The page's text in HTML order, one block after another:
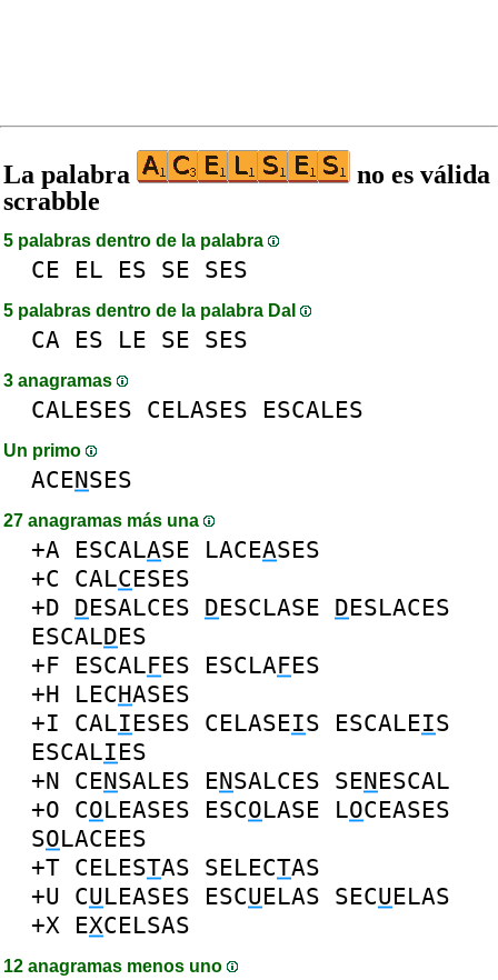
La palabra
no es válida
scrabble
5 palabras dentro de la palabra
CE EL ES SE SES
5 palabras dentro de la palabra DaI
CA ES LE SE SES
3 anagramas
CALESES CELASES ESCALES
Un primo
ACENSES
27 anagramas más una
+A ESCALASE LACEASES
+C CALCESES
+D DESALCES DESCLASE DESLACES
ESCALDES
+F ESCALFES ESCLAFES
+H LECHASES
+I CALIESES CELASEIS ESCALEIS
ESCALIES
+N CENSALES ENSALCES SENESCAL
+O COLEASES ESCOLASE LOCEASES
SOLACEES
+T CELESTAS SELECTAS
+U CULEASES ESCUELAS SECUELAS
+X EXCELSAS
12 anagramas menos uno